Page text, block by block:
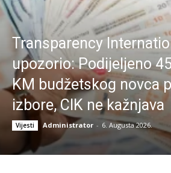
Transparency
upozorio: Podijeljeno
KM budžetskog novca
izbore, CIK ne kažnjava
Vijesti Administrator - 6. Augusta 2026.